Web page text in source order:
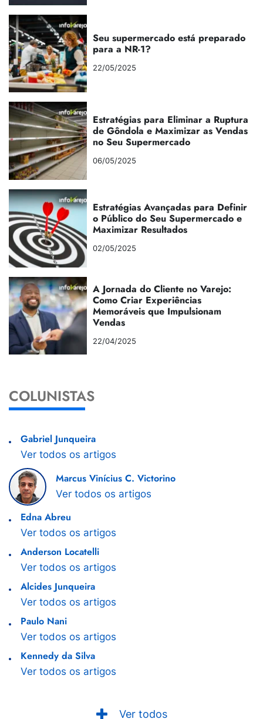
Seu supermercado está preparado
para a NR-1?
22/05/2025
Estratégias para Eliminar a Ruptura
de Gôndola e Maximizar as Vendas
no Seu Supermercado
06/05/2025
Estratégias Avançadas para Definir
o Público do Seu Supermercado e
Maximizar Resultados
02/05/2025
A Jornada do Cliente no Varejo:
Como Criar Experiências
Memoráveis que Impulsionam
Vendas
22/04/2025
COLUNISTAS
Gabriel Junqueira
Ver todos os artigos
Marcus Vinícius C. Victorino
Ver todos os artigos
Edna Abreu
Ver todos os artigos
Anderson Locatelli
Ver todos os artigos
Alcides Junqueira
Ver todos os artigos
Paulo Nani
Ver todos os artigos
Kennedy da Silva
Ver todos os artigos
Ver todos